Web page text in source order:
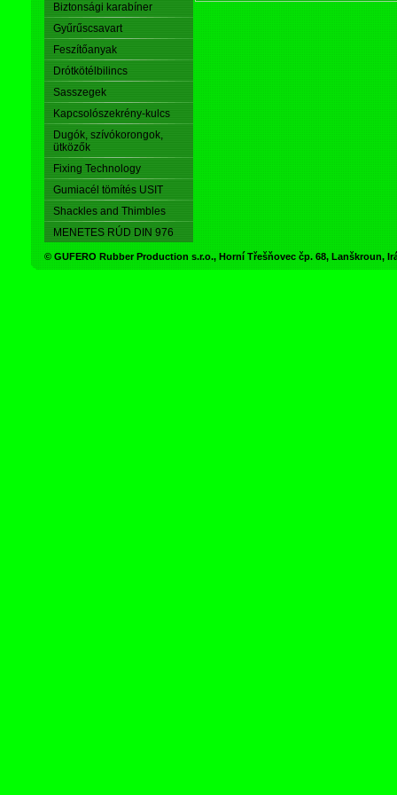
Biztonsági karabíner
Gyűrűscsavart
Feszítőanyak
Drótkötélbilincs
Sasszegek
Kapcsolószekrény-kulcs
Dugók, szívókorongok,
ütközők
Fixing Technology
Gumiacél tömítés USIT
Shackles and Thimbles
MENETES RÚD DIN 976
© GUFERO Rubber Production s.r.o., Horní Třešňovec čp. 68, Lanškroun,